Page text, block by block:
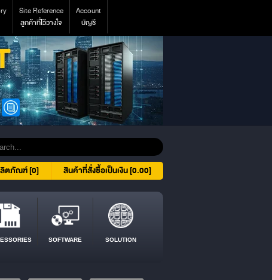
Site Reference
ลูกค้าที่ไว้วางใจ
Account
บัญชี
สินค้าที่สั่งซื้อเป็นเงิน [0.00]
ลิตภัณฑ์ [0]
SOFTWARE SOLUTION